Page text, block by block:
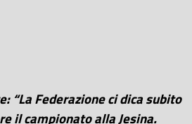
“La Federazione ci dica subito
il campionato alla Jesina.